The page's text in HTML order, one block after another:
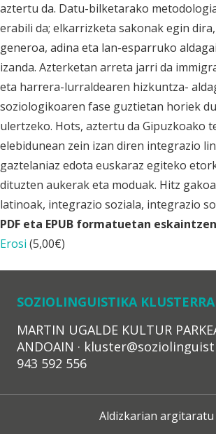
aztertu da. Datu-bilketarako
erabili da; elkarrizketa sakonak egin
generoa, adina eta lan-esparruko
izanda. Azterketan arreta jarri da
eta harrera-lurraldearen hizkuntza-
soziologikoaren fase guztietan horiek
ulertzeko. Hots, aztertu da Gipuzkoako
elebidunean zein izan diren integrazio
gaztelaniaz edota euskaraz egiteko
dituzten aukerak eta moduak. Hitz
latinoak, integrazio soziala, integrazio
PDF eta EPUB formatuetan
Erosi (5,00€)
SOZIOLINGUISTIKA KLUSTERRA
MARTIN UGALDE KULTUR
ANDOAIN ·
943 592 556
Aldizkarian argitaratu